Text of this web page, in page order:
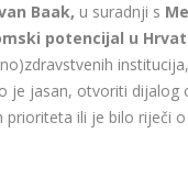
Baak, u suradnji s
potencijal u
je jasan, otvoriti dijalog
ili je bilo riječi